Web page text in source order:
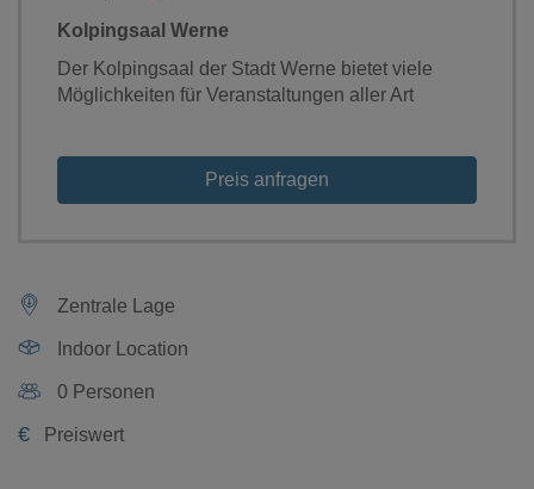
Kolpingsaal Werne
Der Kolpingsaal der Stadt Werne bietet viele
Möglichkeiten für Veranstaltungen aller Art
Preis anfragen
Zentrale Lage
Indoor Location
0 Personen
€ Preiswert